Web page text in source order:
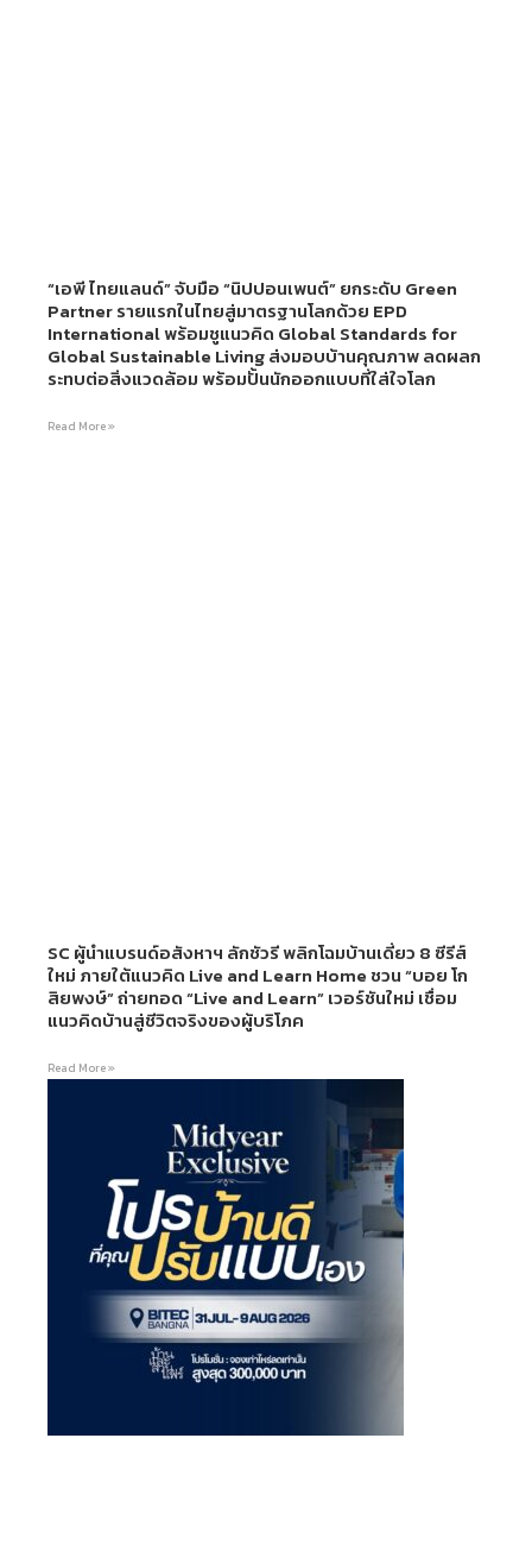
“เอพี ไทยแลนด์” จับมือ “นิปปอนเพนต์” ยกระดับ Green
Partner รายแรกในไทยสู่มาตรฐานโลกด้วย EPD
International พร้อมชูแนวคิด Global Standards for
Global Sustainable Living ส่งมอบบ้านคุณภาพ ลดผลก
ระทบต่อสิ่งแวดล้อม พร้อมปั้นนักออกแบบที่ใส่ใจโลก
Read More »
SC ผู้นำแบรนด์อสังหาฯ ลักชัวรี พลิกโฉมบ้านเดี่ยว 8 ซีรีส์
ใหม่ ภายใต้แนวคิด Live and Learn Home ชวน “บอย โก
สิยพงษ์” ถ่ายทอด “Live and Learn” เวอร์ชันใหม่ เชื่อม
แนวคิดบ้านสู่ชีวิตจริงของผู้บริโภค
Read More »